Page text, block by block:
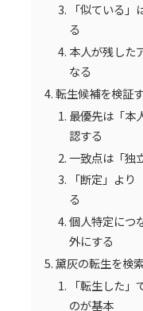
「似ている
る
本人が残した
なる
転生候補を検証
最優先は「本
認する
一致点は「独
「断定」よ
る
個人特定につ
外にする
黛灰の転生を検
「転生した
のが基本